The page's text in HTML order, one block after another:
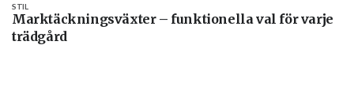
Marktäckningsväxter – funktionella val för varje
trädgård
STIL